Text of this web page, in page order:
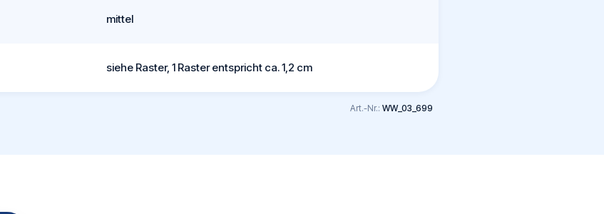
mittel
siehe Raster, 1 Raster entspricht ca. 1,2 cm
Art.-Nr.: WW_03_699